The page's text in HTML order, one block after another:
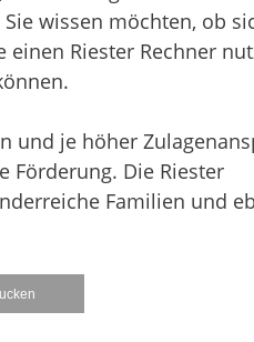
wissen möchten, ob
Riester Rechner
und je höher
Förderung. Die Riester
Familien und